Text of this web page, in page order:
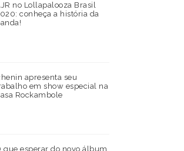
no Lollapalooza Brasil
conheça a história da
apresenta seu
em show especial na
Rockambole
que esperar do novo álbum